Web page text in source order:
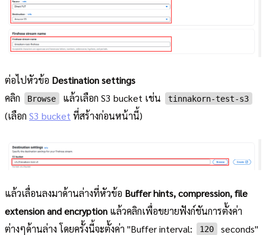
ต่อไปหัวข้อ Destination settings
คลิก
Browse แล้วเลือก S3 bucket เช่น tinnakorn-test-s3
(เลือก S3 bucket ที่สร้างก่อนหน้านี้)
แล้วเลื่อนลงมาด้านล่างที่หัวข้อ Buffer hints, compression, file
extension and encryption แล้วคลิกเพื่อขยายฟังก์ชันการตั้งค่า
ต่างๆด้านล่าง โดยครั้งนี้จะตั้งค่า "Buffer interval:
120 seconds"